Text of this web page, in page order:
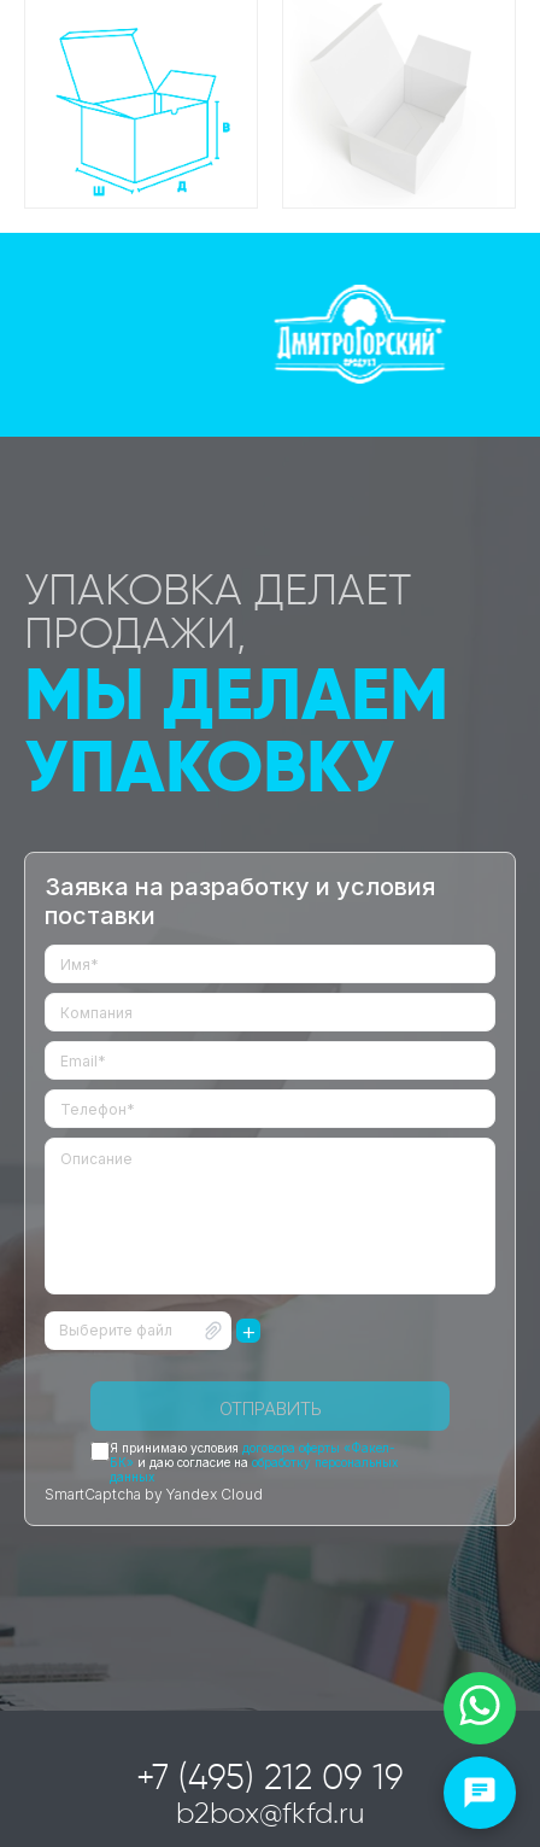
УПАКОВКА ДЕЛАЕТ
ПРОДАЖИ,
МЫ ДЕЛАЕМ
УПАКОВКУ
Заявка на разработку и условия
поставки
Выберите файл +
ОТПРАВИТЬ
Я принимаю условия договора оферты «Факел-
БК» и даю согласие на обработку персональных
данных
SmartCaptcha by Yandex Cloud
+7 (495) 212 09 19
b2box@fkfd.ru